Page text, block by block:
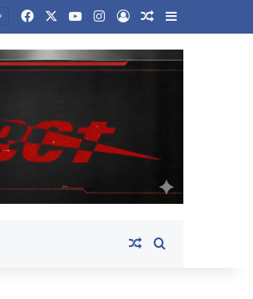
FacebookYouTubeInstagram
Log InRandom Article
Sidebar
Random Article